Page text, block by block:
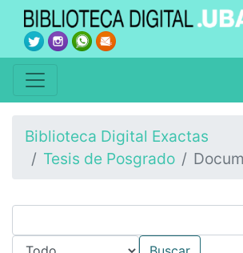
Biblioteca Digital Exactas
Tesis de Posgrado